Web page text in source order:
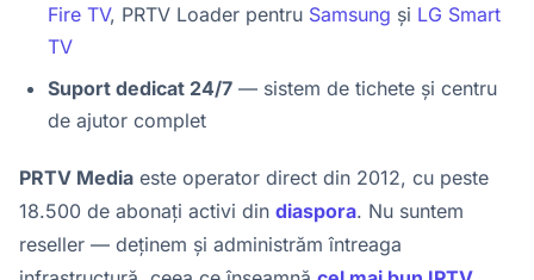
Fire TV, PRTV Loader pentru Samsung și LG Smart
TV
Suport dedicat 24/7 — sistem de tichete și centru
de ajutor complet
PRTV Media este operator direct din 2012, cu peste
18.500 de abonați activi din diaspora. Nu suntem
reseller — deținem și administrăm întreaga